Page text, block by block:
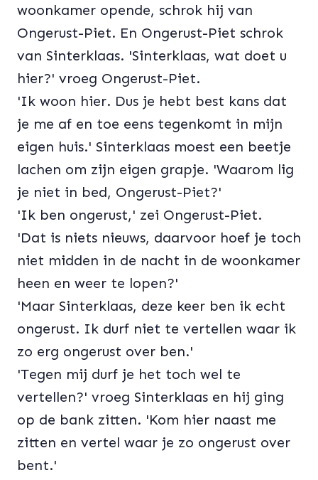
woonkamer opende, schrok hij van
Ongerust-Piet. En Ongerust-Piet schrok
van Sinterklaas. 'Sinterklaas, wat doet u
hier?' vroeg Ongerust-Piet.
'Ik woon hier. Dus je hebt best kans dat
je me af en toe eens tegenkomt in mijn
eigen huis.' Sinterklaas moest een beetje
lachen om zijn eigen grapje. 'Waarom lig
je niet in bed, Ongerust-Piet?'
'Ik ben ongerust,' zei Ongerust-Piet.
'Dat is niets nieuws, daarvoor hoef je toch
niet midden in de nacht in de woonkamer
heen en weer te lopen?'
'Maar Sinterklaas, deze keer ben ik echt
ongerust. Ik durf niet te vertellen waar ik
zo erg ongerust over ben.'
'Tegen mij durf je het toch wel te
vertellen?' vroeg Sinterklaas en hij ging
op de bank zitten. 'Kom hier naast me
zitten en vertel waar je zo ongerust over
bent.'